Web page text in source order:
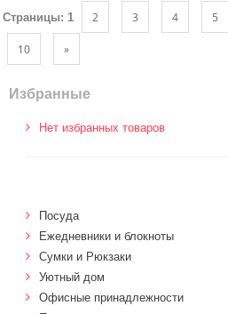
Страницы: 1 2 3 4 5
10 »
Избранные
Нет избранных товаров
Посуда
Ежедневники и блокноты
Сумки и Рюкзаки
Уютный дом
Офисные принадлежности